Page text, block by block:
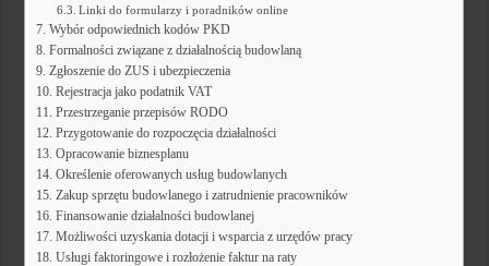
Linki do formularzy i poradników online
Wybór odpowiednich kodów PKD
Formalności związane z działalnością budowlaną
Zgłoszenie do ZUS i ubezpieczenia
Rejestracja jako podatnik VAT
Przestrzeganie przepisów RODO
Przygotowanie do rozpoczęcia działalności
Opracowanie biznesplanu
Określenie oferowanych usług budowlanych
Zakup sprzętu budowlanego i zatrudnienie pracowników
Finansowanie działalności budowlanej
Możliwości uzyskania dotacji i wsparcia z urzędów pracy
Usługi faktoringowe i rozłożenie faktur na raty